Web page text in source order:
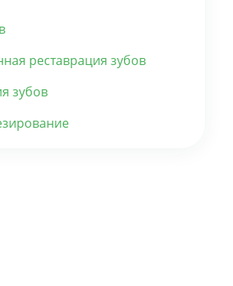
реставрация зубов
зубов